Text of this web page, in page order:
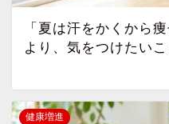
「夏は汗をかくから
より、気をつけたいこ
健康増進